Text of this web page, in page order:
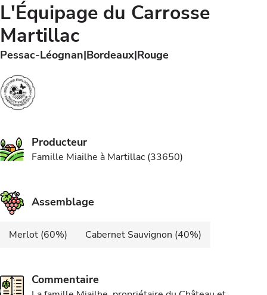
L'Équipage du Carrosse
Martillac
Pessac-Léognan Bordeaux Rouge
Producteur
Famille Miailhe à Martillac (33650)
Assemblage
Merlot (60%) Cabernet Sauvignon (40%)
Commentaire